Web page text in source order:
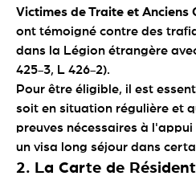
Victimes de Traite et Anciens
ont témoigné contre des
dans la Légion étrangère
425-3, L 426-2).
Pour être éligible, il est
soit en situation régulière et
preuves nécessaires à
un visa long séjour dans
2. La Carte de